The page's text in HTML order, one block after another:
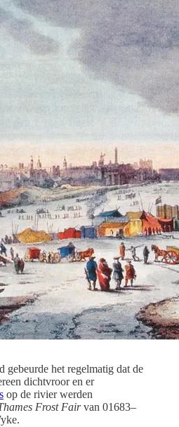
gebeurde het regelmatig dat de
dichtvroor en er
op de rivier werden
Frost Fairvan 01683–